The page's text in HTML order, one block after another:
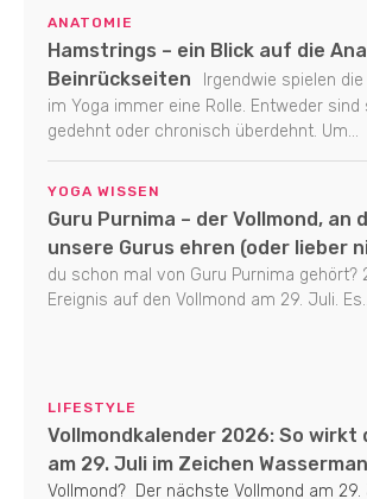
ANATOMIE
Hamstrings – ein Blick auf die
Beinrückseiten
Irgendwie spielen
im Yoga immer eine Rolle. Entweder sind
gedehnt oder chronisch überdehnt. Um...
YOGA WISSEN
Guru Purnima – der Vollmond, an
unsere Gurus ehren (oder lieber
du schon mal von Guru Purnima gehört?
Ereignis auf den Vollmond am 29. Juli.
LIFESTYLE
Vollmondkalender 2026: So wirkt
am 29. Juli im Zeichen
Vollmond? Der nächste Vollmond am